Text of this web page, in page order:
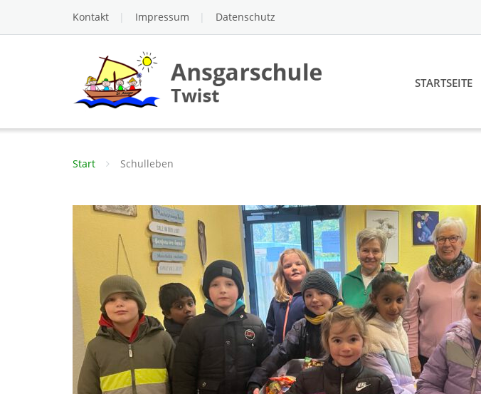
content
Kontakt Impressum Datenschutz
STARTSEITE
Start Schulleben